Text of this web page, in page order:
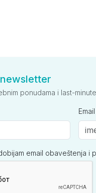
ponudama i last-
Email
email obaveštenja i